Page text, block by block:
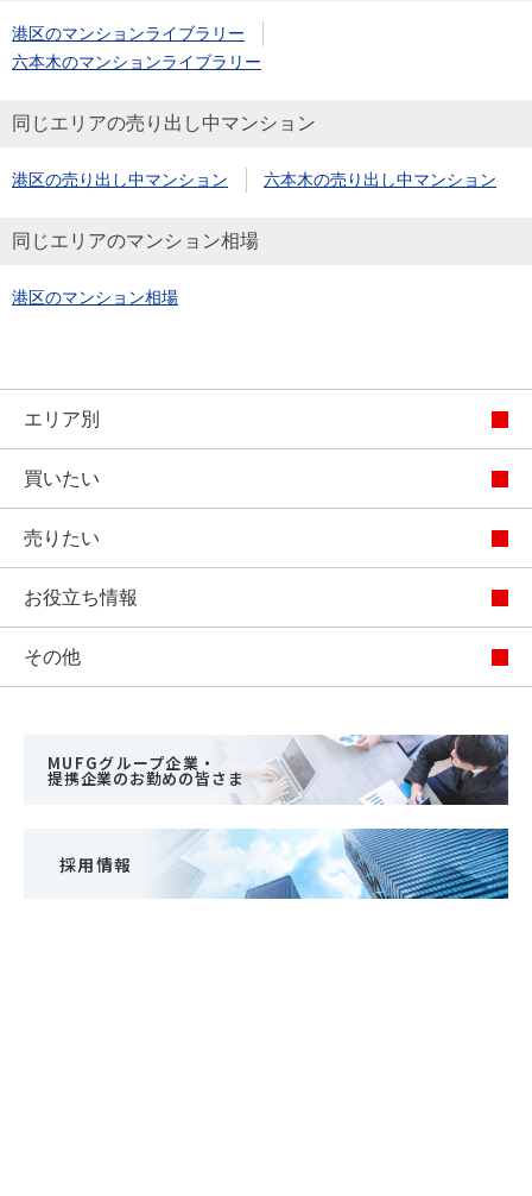
港区のマンションライブラリー
六本木のマンションライブラリー
同じエリアの売り出し中マンション
港区の売り出し中マンション 六本木の売り出し中マンション
同じエリアのマンション相場
港区のマンション相場
エリア別
買いたい
売りたい
お役立ち情報
その他
MUFGグループ企業・
提携企業のお勤めの皆さま
採用情報